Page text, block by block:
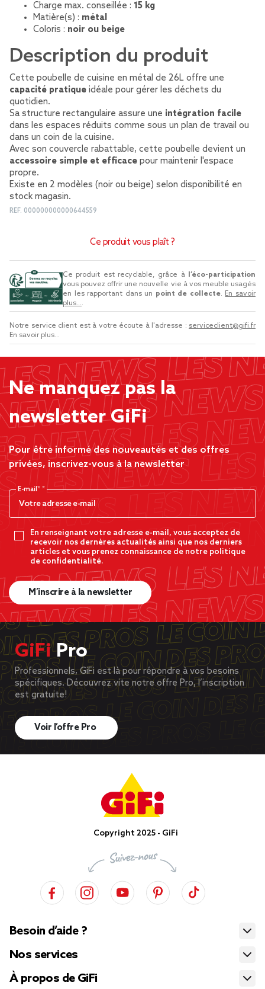
Charge max. conseillée : 15 kg
Matière(s) : métal
Coloris : noir ou beige
Description du produit
Cette poubelle de cuisine en métal de 26L offre une
capacité pratique idéale pour gérer les déchets du
quotidien.
Sa structure rectangulaire assure une intégration facile
dans les espaces réduits comme sous un plan de travail ou
dans un coin de la cuisine.
Avec son couvercle rabattable, cette poubelle devient un
accessoire simple et efficace pour maintenir l'espace
propre.
Existe en 2 modèles (noir ou beige) selon disponibilité en
stock magasin.
REF. 000000000000644559
Ce produit vous plaît ?
Ce produit est recyclable, grâce à
l’éco-participation
vous pouvez offrir une nouvelle vie à vos meuble usagés
en les rapportant dans un point de collecte. En savoir
plus....
Notre service client est à votre écoute à l'adresse : serviceclient@gifi.fr
En savoir plus...
Ne manquez pas la
newsletter GiFi
Pour être informé des nouveautés et des offres
privées, inscrivez-vous à la newsletter
E-mail*
En renseignant votre adresse e-mail, vous acceptez de
recevoir nos dernères actualités ainsi que nos derniers
articles et vous prenez connaissance de notre politique
de confidentialité.
M’inscrire à la newsletter
GiFiPro
Professionnels, GiFi est là pour répondre à vos besoins
spécifiques. Découvrez vite notre offre Pro, l’inscription
est gratuite!
Voir l’offre Pro
Copyright 2025 - GiFi
Besoin d’aide ?
Nos services
À propos de GiFi